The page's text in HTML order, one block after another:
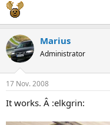
Marius
Administrator
17 Nov. 2008
It works. Â :elkgrin: